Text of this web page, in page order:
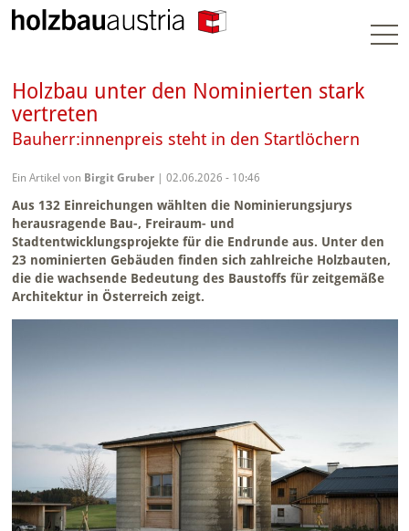
Holzbau unter den Nominierten stark
vertreten
Bauherr:innenpreis steht in den Startlöchern
Ein Artikel von Birgit Gruber| 02.06.2026 - 10:46
Aus 132 Einreichungen wählten die Nominierungsjurys
herausragende Bau-, Freiraum- und
Stadtentwicklungsprojekte für die Endrunde aus. Unter den
23 nominierten Gebäuden finden sich zahlreiche Holzbauten,
die die wachsende Bedeutung des Baustoffs für zeitgemäße
Architektur in Österreich zeigt.